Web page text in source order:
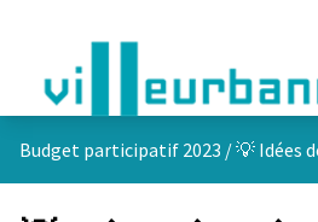
Budget participatif 2023 /💡 Idées